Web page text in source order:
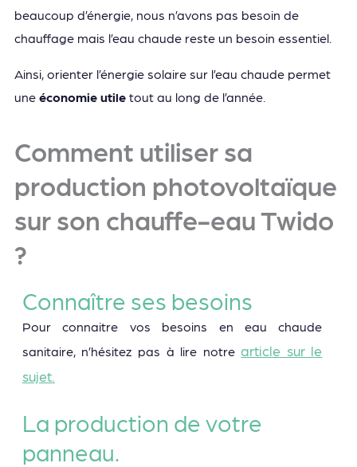
beaucoup d’énergie, nous n’avons pas besoin de
chauffage mais l’eau chaude reste un besoin essentiel.
Ainsi, orienter l’énergie solaire sur l’eau chaude permet
une économie utiletout au long de l’année.
Comment utiliser sa
production photovoltaïque
sur son chauffe-eau Twido
?
Connaître ses besoins
Pour connaitre vos besoins en eau chaude
sanitaire, n’hésitez pas à lire notrearticle sur le
sujet.
La production de votre
panneau.